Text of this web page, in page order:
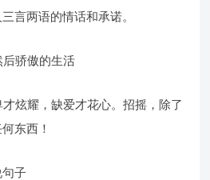
言两语的情话和承诺。
骄傲的生活
炫耀，缺爱才花心。招摇，除了
东西！
子